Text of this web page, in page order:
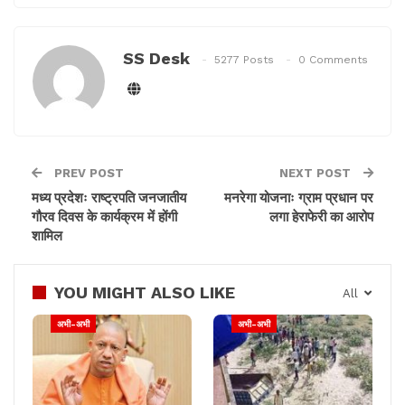
SS Desk 5277 Posts 0 Comments
PREV POST
मध्य प्रदेशः राष्ट्रपति जनजातीय
गौरव दिवस के कार्यक्रम में होंगी
शामिल
NEXT POST
मनरेगा योजनाः ग्राम प्रधान पर
लगा हेराफेरी का आरोप
All
YOU MIGHT ALSO LIKE
अभी-अभी अभी-अभी